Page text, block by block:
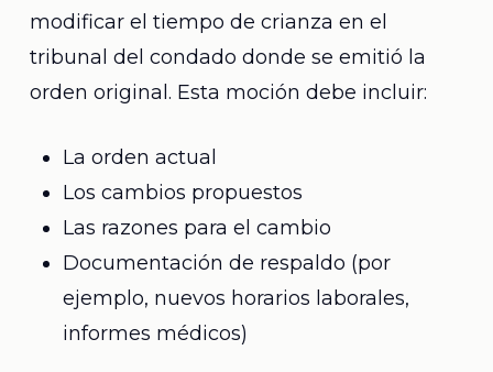
modificar el tiempo de crianza en el
tribunal del condado donde se emitió la
orden original. Esta moción debe incluir:
La orden actual
Los cambios propuestos
Las razones para el cambio
Documentación de respaldo (por
ejemplo, nuevos horarios laborales,
informes médicos)